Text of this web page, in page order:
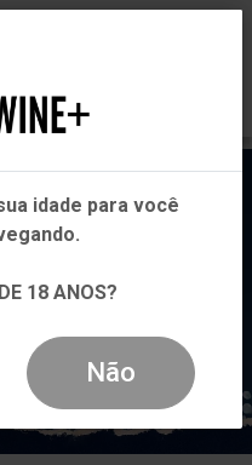
idade para você
18 ANOS?
Não